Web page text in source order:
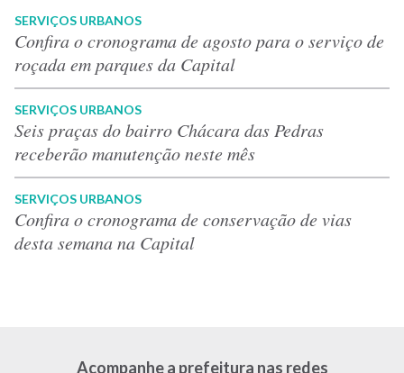
SERVIÇOS URBANOS
Confira o cronograma de agosto para o serviço de
roçada em parques da Capital
SERVIÇOS URBANOS
Seis praças do bairro Chácara das Pedras
receberão manutenção neste mês
SERVIÇOS URBANOS
Confira o cronograma de conservação de vias
desta semana na Capital
Acompanhe a prefeitura nas redes